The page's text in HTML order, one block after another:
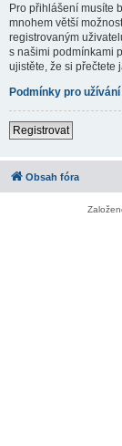
Pro přihlášení musíte
mnohem větší
registrovaným
s našimi podmínkami
ujistěte, že si přečtete
Podmínky pro užívání
Registrovat
Obsah fóra